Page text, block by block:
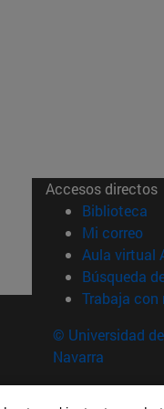
Accesos directos
Biblioteca
Mi correo
Aula virtual
Búsqueda
Trabaja con
© Universidad de
Navarra